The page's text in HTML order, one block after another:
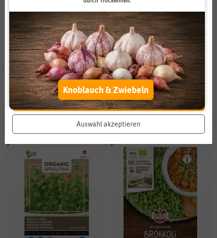
Gerichten verwenden.
2 Ergebnissegefunden in Brokkolisprossen
BIO
Marketing
Externe Medien Funktional
Weitere Einstellungen
Alle akzeptieren
Alle ablehnen
Auswahl akzeptieren
Knoblauch & Zwiebeln